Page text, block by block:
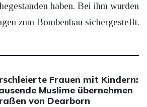
haben. Bei ihm wurden
zum Bombenbau sichergestellt.
Frauen mit Kindern:
Muslime übernehmen
von Dearborn